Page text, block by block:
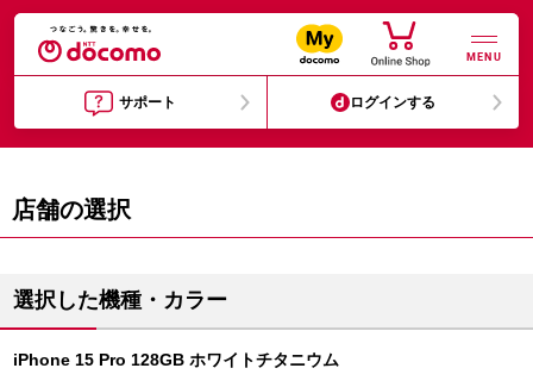
MENU
サポート ログインする
店舗の選択
選択した機種・カラー
iPhone 15 Pro 128GB ホワイトチタニウム